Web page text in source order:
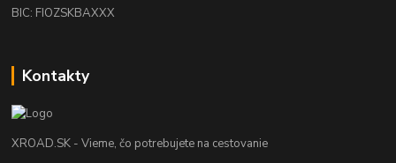
BIC: FIOZSKBAXXX
Kontakty
XROAD.SK - Vieme, čo potrebujete na cestovanie